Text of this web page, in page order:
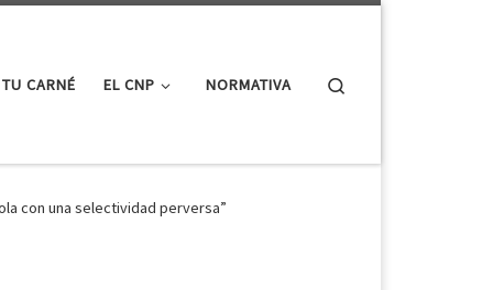
CARNÉ EL CNP NORMATIVA
con una selectividad perversa”